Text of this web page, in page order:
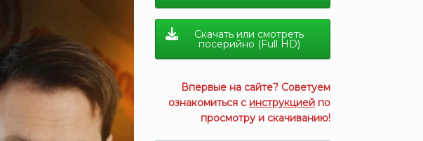
Скачать или смотреть
посерийно (Full HD)
Впервые на сайте? Советуем
ознакомиться с инструкцией по
просмотру и скачиванию!